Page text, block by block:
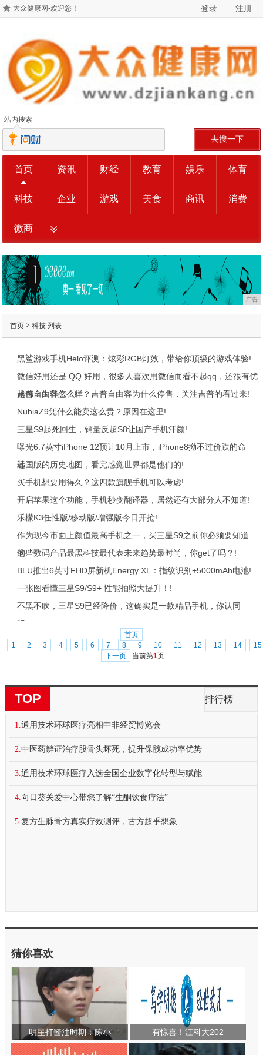
大众健康网-欢迎您！ 登录 注册
站内搜索
去搜一下
首页 资讯 财经 教育 娱乐 体育
科技 企业 游戏 美食 商讯 消费
微商
广告
首页> 科技列表
黑鲨游戏手机Helo评测：炫彩RGB灯效，带给你顶级的游戏体验!
微信好用还是 QQ 好用，很多人喜欢用微信而看不起qq，还很有优
越感？为什么？!
吉普自由客怎么样？吉普自由客为什么停售，关注吉普的看过来!
NubiaZ9凭什么能卖这么贵？原因在这里!
三星S9起死回生，销量反超S8让国产手机汗颜!
曝光6.7英寸iPhone 12预计10月上市，iPhone8拗不过价跌的命
运！!
韩国版的历史地图，看完感觉世界都是他们的!
买手机想要用得久？这四款旗舰手机可以考虑!
开启苹果这个功能，手机秒变翻译器，居然还有大部分人不知道!
乐檬K3任性版/移动版/增强版今日开抢!
作为现今市面上颜值最高手机之一，买三星S9之前你必须要知道
的!
这些数码产品最黑科技最代表未来趋势最时尚，你get了吗？!
BLU推出6英寸FHD屏新机Energy XL：指纹识别+5000mAh电池!
一张图看懂三星S9/S9+ 性能拍照大提升！!
不黑不吹，三星S9已经降价，这确实是一款精品手机，你认同
吗？!
首页
1
2 3 4 5 6 7 8 9 10 11 12 13 14
15
下一页
当前第1页
TOP 排行榜
1. 通用技术环球医疗亮相中非经贸博览会
2. 中医药辨证治疗股骨头坏死，提升保髋成功率优势
3. 通用技术环球医疗入选全国企业数字化转型与赋能
4. 向日葵关爱中心带您了解“生酮饮食疗法”
5. 复方生脉骨方真实疗效测评，古方超乎想象
猜你喜欢
明星打酱油时期：陈小 有惊喜！江科大202